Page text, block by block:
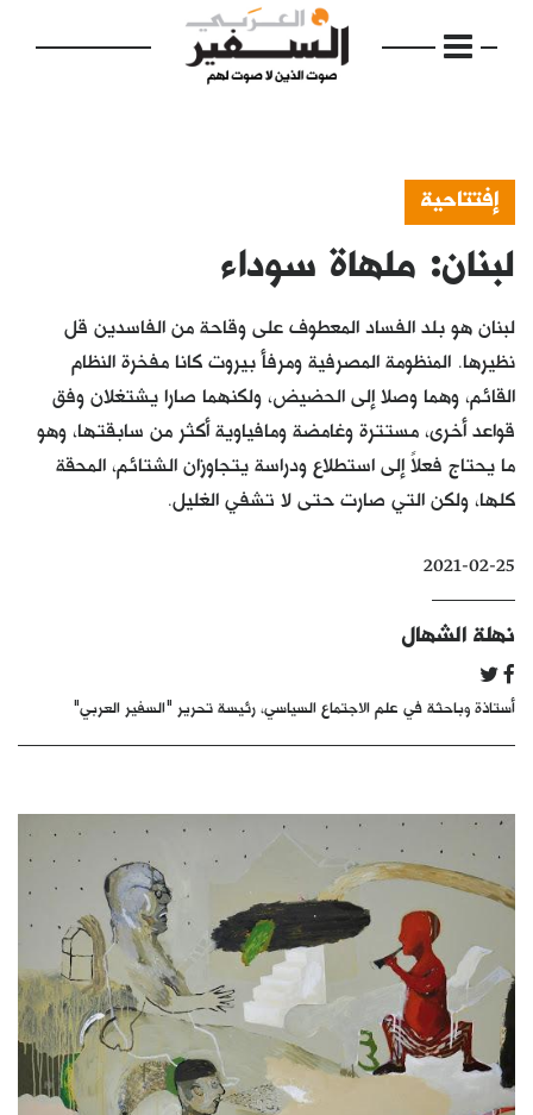
الرئيسية
إفتتاحية
فكرة
دفاتر
بالصورة
كتّابنا
إفتتاحية
لبنان: ملهاة سوداء
لبنان هو بلد الفساد المعطوف على وقاحة من الفاسدين قل
نظيرها. المنظومة المصرفية ومرفأ بيروت كانا مفخرة النظام
القائم، وهما وصلا إلى الحضيض، ولكنهما صارا يشتغلان وفق
قواعد أخرى، مستترة وغامضة ومافياوية أكثر من سابقتها، وهو
ما يحتاج فعلاً إلى استطلاع ودراسة يتجاوزان الشتائم، المحقة
كلها، ولكن التي صارت حتى لا تشفي الغليل.
2021-02-25
نهلة الشهال
أستاذة وباحثة في علم الاجتماع السياسي، رئيسة تحرير "السفير العربي"